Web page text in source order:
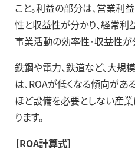
こと。利益の部分は、営業
性と収益性が分かり、経常利
事業活動の効率性･収益性が
鉄鋼や電力、鉄道など、大
は、ROAが低くなる傾向があ
ほど設備を必要としない産
ります。
［ROA計算式］